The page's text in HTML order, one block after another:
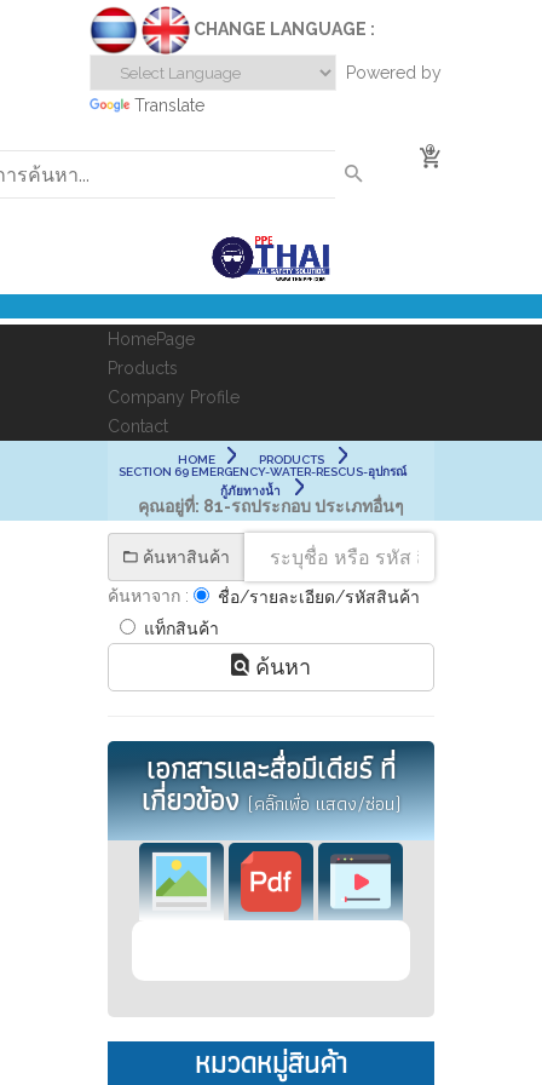
CHANGE LANGUAGE :
Powered by
Translate
0
HomePage
Products
Company Profile
Contact
HOME
PRODUCTS
SECTION 69 EMERGENCY-WATER-RESCUS-อุปกรณ์
กู้ภัยทางน้ำ
คุณอยู่ที่: 81-รถประกอบ ประเภทอื่นๆ
ค้นหาสินค้า
ค้นหาจาก :
ชื่อ/รายละเอียด/รหัสสินค้า
แท็กสินค้า
ค้นหา
เอกสารและสื่อมีเดียร์ ที่
เกี่ยวข้อง(คลิ๊กเพื่อ แสดง/ซ่อน)
หมวดหมู่สินค้า